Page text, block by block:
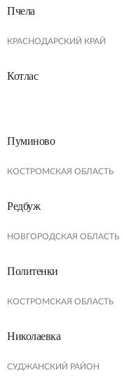
Пчела
КРАСНОДАРСКИЙ КРАЙ
Котлас
Пуминово
КОСТРОМСКАЯ ОБЛАСТЬ
Редбуж
НОВГОРОДСКАЯ ОБЛАСТЬ
Политенки
КОСТРОМСКАЯ ОБЛАСТЬ
Николаевка
СУДЖАНСКИЙ РАЙОН